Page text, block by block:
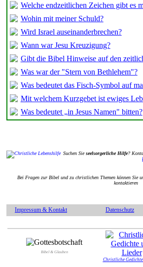
Welche endzeitlichen Zeichen gibt es
Wohin mit meiner Schuld?
Wird Israel auseinanderbrechen?
Wann war Jesu Kreuzigung?
Gibt die Bibel Hinweise auf den
Was war der "Stern von Bethlehem"?
Was bedeutet das Fisch-Symbol auf
Mit welchem Kurzgebet ist ewiges
Was bedeutet „in Jesus Namen" bitten?
Suchen Sieseelsorgerliche Hilfe?
Bei Fragen zur Bibel und zu christlichen Themen können Sie
kontaktieren
Impressum & Kontakt Datenschutz
Bibel & Glauben
Christliche